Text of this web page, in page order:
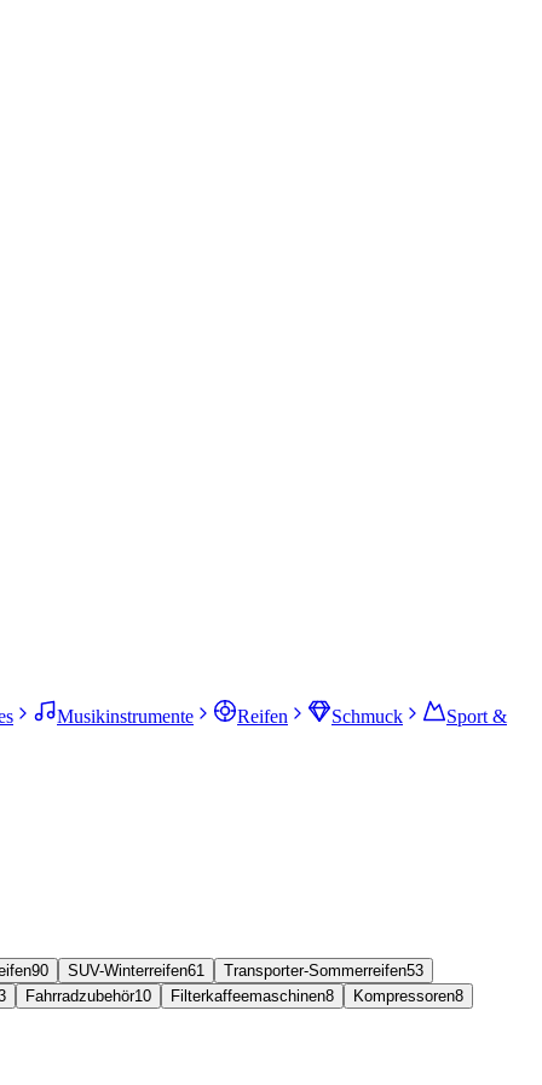
Musikinstrumente Reifen Schmuck
Sport &
90 SUV-Winterreifen61 Transporter-Sommerreifen53
Fahrradzubehör10 Filterkaffeemaschinen8 Kompressoren8